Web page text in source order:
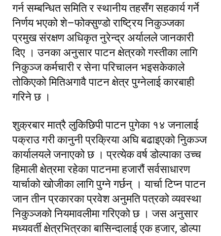
गर्न सम्बन्धित समिति र स्थानीय तहसँग सहकार्य गर्ने
निर्णय भएको शे–फोक्सुण्डो राष्ट्रिय निकुञ्जका
प्रमुख संरक्षण अधिकृत नुरेन्द्र अर्यालले जानकारी
दिए । उनका अनुसार पाटन क्षेत्रको गस्तीका लागि
निकुञ्ज कर्मचारी र सेना परिचालन भइसकेकाले
तोकिएको मितिअगावै पाटन क्षेत्र पुग्नेलाई कारबाही
गरिने छ ।
शुक्रबार मात्रै लुकिछिपी पाटन पुगेका १४ जनालाई
पक्राउ गरी कानुनी प्रक्रिया अघि बढाइएको निुकञ्ज
कार्यालयले जनाएको छ । प्रत्येक वर्ष डोल्पाका उच्च
हिमाली क्षेत्रमा रहेका पाटनमा हजारौं सर्वसाधारण
यार्चाको खोजीका लागि पुग्ने गर्छन् । यार्चा टिप्न पाटन
जान तीन प्रकारका प्रवेश अनुमति पत्रको व्यवस्था
निकुञ्जको नियमावलीमा गरिएको छ । जस अनुसार
मध्यवर्ती क्षेत्रभित्रका बासिन्दालाई एक हजार, डोल्पा